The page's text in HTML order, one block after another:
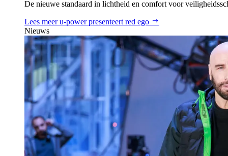
De nieuwe standaard in lichtheid en comfort voor
Lees meeru‑power presenteert red ego
Nieuws